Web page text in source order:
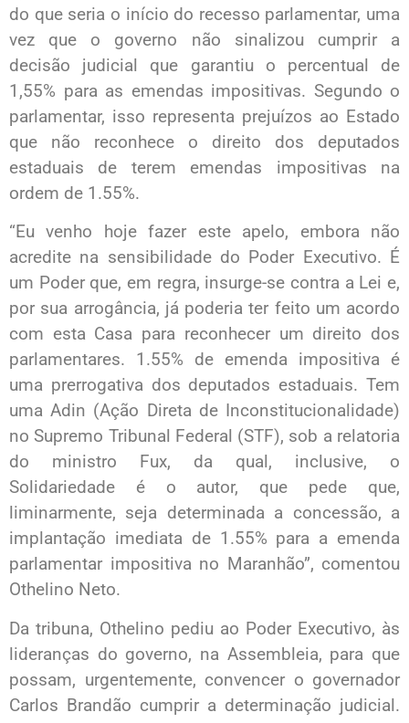
do que seria o início do recesso parlamentar, uma
vez que o governo não sinalizou cumprir a
decisão judicial que garantiu o percentual de
1,55% para as emendas impositivas. Segundo o
parlamentar, isso representa prejuízos ao Estado
que não reconhece o direito dos deputados
estaduais de terem emendas impositivas na
ordem de 1.55%.
“Eu venho hoje fazer este apelo, embora não
acredite na sensibilidade do Poder Executivo. É
um Poder que, em regra, insurge-se contra a Lei e,
por sua arrogância, já poderia ter feito um acordo
com esta Casa para reconhecer um direito dos
parlamentares. 1.55% de emenda impositiva é
uma prerrogativa dos deputados estaduais. Tem
uma Adin (Ação Direta de Inconstitucionalidade)
no Supremo Tribunal Federal (STF), sob a relatoria
do ministro Fux, da qual, inclusive, o
Solidariedade é o autor, que pede que,
liminarmente, seja determinada a concessão, a
implantação imediata de 1.55% para a emenda
parlamentar impositiva no Maranhão”, comentou
Othelino Neto.
Da tribuna, Othelino pediu ao Poder Executivo, às
lideranças do governo, na Assembleia, para que
possam, urgentemente, convencer o governador
Carlos Brandão cumprir a determinação judicial.